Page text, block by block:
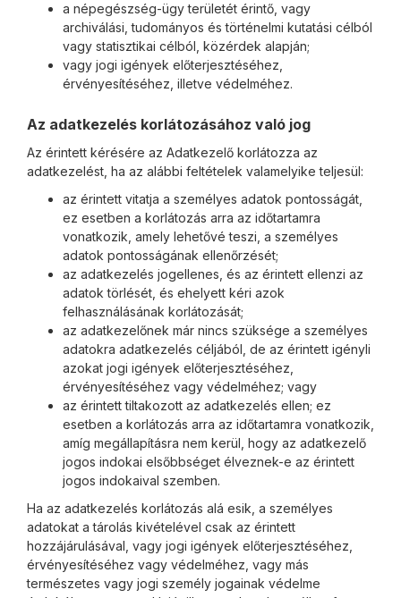
a népegészség-ügy területét érintő, vagy
archiválási, tudományos és történelmi kutatási célból
vagy statisztikai célból, közérdek alapján;
vagy jogi igények előterjesztéséhez,
érvényesítéséhez, illetve védelméhez.
Az adatkezelés korlátozásához való jog
Az érintett kérésére az Adatkezelő korlátozza az
adatkezelést, ha az alábbi feltételek valamelyike teljesül:
az érintett vitatja a személyes adatok pontosságát,
ez esetben a korlátozás arra az időtartamra
vonatkozik, amely lehetővé teszi, a személyes
adatok pontosságának ellenőrzését;
az adatkezelés jogellenes, és az érintett ellenzi az
adatok törlését, és ehelyett kéri azok
felhasználásának korlátozását;
az adatkezelőnek már nincs szüksége a személyes
adatokra adatkezelés céljából, de az érintett igényli
azokat jogi igények előterjesztéséhez,
érvényesítéséhez vagy védelméhez; vagy
az érintett tiltakozott az adatkezelés ellen; ez
esetben a korlátozás arra az időtartamra vonatkozik,
amíg megállapításra nem kerül, hogy az adatkezelő
jogos indokai elsőbbséget élveznek-e az érintett
jogos indokaival szemben.
Ha az adatkezelés korlátozás alá esik, a személyes
adatokat a tárolás kivételével csak az érintett
hozzájárulásával, vagy jogi igények előterjesztéséhez,
érvényesítéséhez vagy védelméhez, vagy más
természetes vagy jogi személy jogainak védelme